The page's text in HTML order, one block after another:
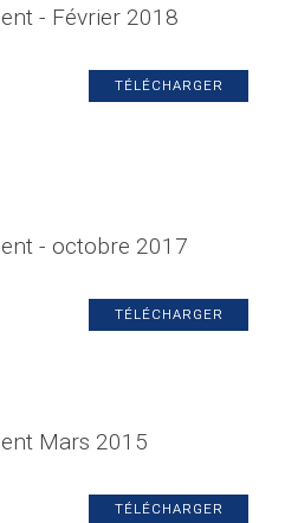
- Février 2018
TÉLÉCHARGER
- octobre 2017
TÉLÉCHARGER
Mars 2015
TÉLÉCHARGER